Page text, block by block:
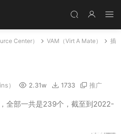
Center） VAM（Virt A Mate）
插
） 2.31w 1733 推广
全部一共是239个，截至到2022-